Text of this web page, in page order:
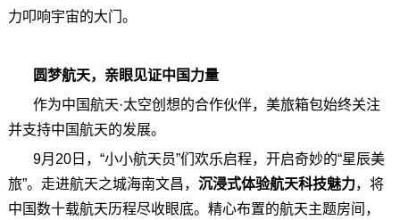
力叩响宇宙的大门。
圆梦航天，亲眼见证中国力量
作为中国航天·太空创想的合作伙伴，美旅箱包始终关注
并支持中国航天的发展。
9月20日，“小小航天员”们欢乐启程，开启奇妙的“星辰美
旅”。走进航天之城海南文昌， 沉浸式体验航天科技魅力，将
中国数十载航天历程尽收眼底。精心布置的航天主题房间，